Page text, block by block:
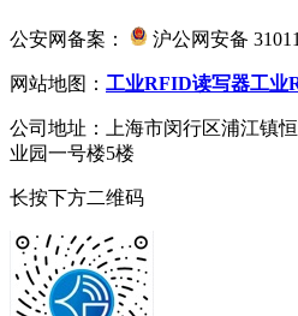
公安网备案： 沪公网安备
网站地图： 工业RFID读写器工业
公司地址：上海市闵行区浦江镇
业园一号楼5楼
长按下方二维码